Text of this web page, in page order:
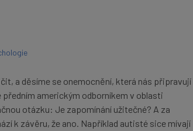
a děsíme se onemocnění, která nás připravují
americkým odborníkem v oblasti
otázku: Je zapomínání užitečné? A za
k závěru, že ano. Například autisté sice mívají